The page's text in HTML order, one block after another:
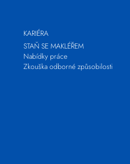
KARIÉRA
STAŇ SE MAKLÉŘEM
Nabídky práce
Zkouška odborné způsobilosti